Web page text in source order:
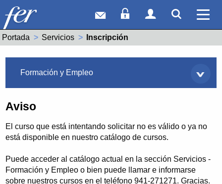
Correo webAcceso Socios
Acceso
Portada Servicios Actual:
Inscripción
Formación y Empleo
Aviso
El curso que está intentando solicitar no es válido o ya no
está disponible en nuestro catálogo de cursos.
Puede acceder al catálogo actual en la sección Servicios -
Formación y Empleo o bien puede llamar e informarse
sobre nuestros cursos en el teléfono 941-271271. Gracias.